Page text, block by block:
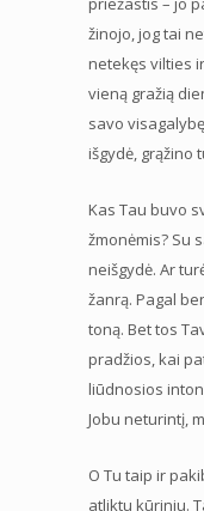
žinojo, jog tai
netekęs vilties
vieną gražią
savo
išgydė, grąžino
Kas Tau buvo
žmonėmis? Su
neišgydė. Ar
žanrą. Pagal
toną. Bet tos
pradžios, kai
liūdnosios
Jobu neturintį,
O Tu taip ir
atliktu kūriniu.